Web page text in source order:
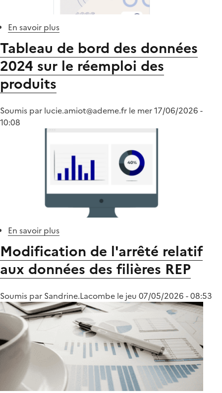
En savoir plus
de
route
2026
du
réutilisation
Tableau de bord des données
2024 sur le réemploi des
produits
Soumis par lucie.amiot@ademe.fr le mer 17/06/2026 -
10:08
En savoir plus
de
bord
des
2024
sur
réemploi
des
produits
Modification de l'arrêté relatif
aux données des filières REP
Soumis par Sandrine.Lacombe le jeu 07/05/2026 - 08:53